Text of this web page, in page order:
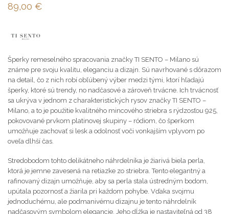
89,00 €
Šperky remeselného spracovania značky TI SENTO – Milano sú
známe pre svoju kvalitu, eleganciu a dizajn. Sú navrhované s dôrazom
na detail, čo z nich robí obľúbený výber medzi tými, ktorí hľadajú
šperky, ktoré sú trendy, no nadčasové a zároveň trvácne. Ich trvácnosť
sa ukrýva v jednom z charakteristických rysov značky TI SENTO –
Milano, a to je použitie kvalitného mincového striebra s rýdzosťou 925,
pokovované prvkom platinovej skupiny – ródiom, čo šperkom
umožňuje zachovať si lesk a odolnosť voči vonkajším vplyvom po
oveľa dlhší čas.
Stredobodom tohto delikátneho náhrdelníka je žiarivá biela perla,
ktorá je jemne zavesená na retiazke zo striebra. Tento elegantný a
rafinovaný dizajn umožňuje, aby sa perla stala ústredným bodom,
upútala pozornosť a žiarila pri každom pohybe. Vďaka svojmu
jednoduchému, ale podmanivému dizajnu je tento náhrdelník
nadčasovým symbolom elegancie. Jeho dĺžka je nastaviteľná od 38